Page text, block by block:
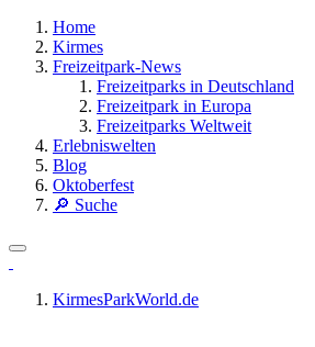
Home
Kirmes
Freizeitpark-News
Freizeitparks in Deutschland
Freizeitpark in Europa
Freizeitparks Weltweit
Erlebniswelten
Blog
Oktoberfest
🔎 Suche
KirmesParkWorld.de